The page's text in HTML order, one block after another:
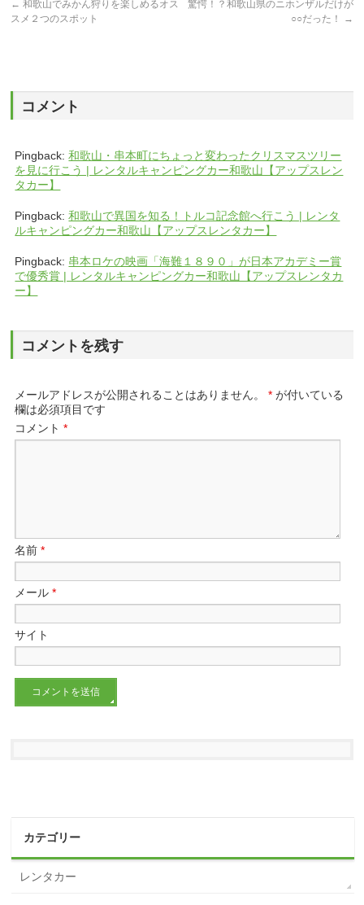
← 和歌山でみかん狩りを楽しめるオス
スメ２つのスポット
驚愕！？和歌山県のニホンザルだけが
○○だった！
→
コメント
Pingback:和歌山・串本町にちょっと変わったクリスマスツリー
を見に行こう | レンタルキャンピングカー和歌山【アップスレン
タカー】
Pingback:和歌山で異国を知る！トルコ記念館へ行こう | レンタ
ルキャンピングカー和歌山【アップスレンタカー】
Pingback: 串本ロケの映画「海難１８９０」が日本アカデミー賞
で優秀賞 | レンタルキャンピングカー和歌山【アップスレンタカ
ー】
コメントを残す
メールアドレスが公開されることはありません。 * が付いている
欄は必須項目です
コメント*
名前*
メール*
サイト
カテゴリー
レンタカー